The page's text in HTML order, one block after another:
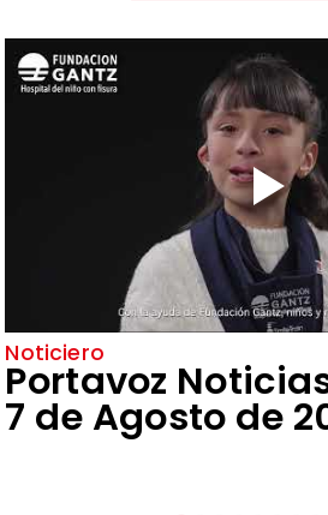
Noticiero
Portavoz
7 de Agosto de